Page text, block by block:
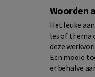
Woorden
Het leuke
les of thema
deze
Een mooie
er behalve